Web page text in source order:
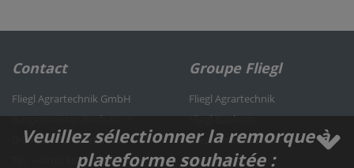
Contact
Fliegl Agrartechnik GmbH
Bürgermeister-Boch-Str. 1
D-84453 Mühldorf a. Inn
Tel.: +49 (0) 8631 307-0
Groupe Fliegl
Fliegl Agrartechnik
Fliegl Baukom
Fliegl Grünlandtechnik
Fliegl Agro-Center
Veuillez sélectionner la remorque à
plateforme souhaitée :